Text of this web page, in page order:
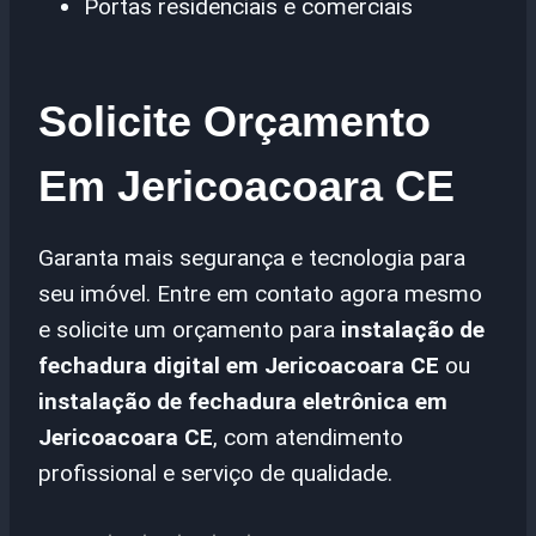
Portas residenciais e comerciais
Solicite Orçamento
Em Jericoacoara CE
Garanta mais segurança e tecnologia para
seu imóvel. Entre em contato agora mesmo
e solicite um orçamento para instalação de
fechadura digital em Jericoacoara CE ou
instalação de fechadura eletrônica em
Jericoacoara CE, com atendimento
profissional e serviço de qualidade.